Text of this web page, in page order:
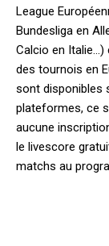
League
Bundesliga en
Calcio en
des tournois en
sont disponibles
plateformes, ce
aucune
le livescore
matchs au